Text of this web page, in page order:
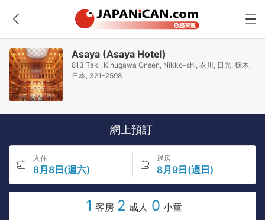
Asaya (Asaya Hotel)
813 Taki, Kinugawa Onsen, Nikko-shi, 衣川, 日光, 栃木,
日本, 321-2598
網上預訂
入住
8月8日(週六)
退房
8月9日(週日)
1 客房 2 成人 0 小童